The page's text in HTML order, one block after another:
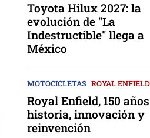
Toyota Hilux 2027: la
evolución de "La
Indestructible" llega a
México
MOTOCICLETAS ROYAL ENFIELD
Royal Enfield, 150
historia, innovación y
reinvención